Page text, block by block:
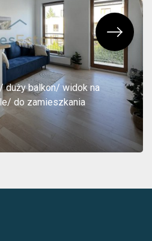
balkon/ widok na
do zamieszkania